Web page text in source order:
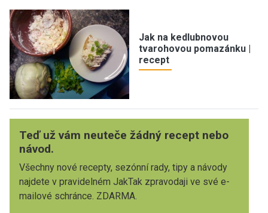
Jak na kedlubnovou
tvarohovou pomazánku |
recept
Teď už vám neuteče žádný recept nebo
návod.
Všechny nové recepty, sezónní rady, tipy a návody
najdete v pravidelném JakTak zpravodaji ve své e-
mailové schránce. ZDARMA.